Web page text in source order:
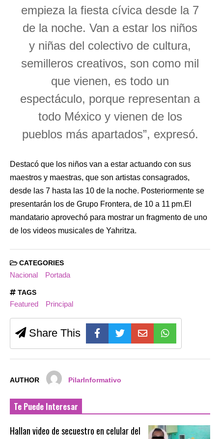
empieza la fiesta cívica desde la 7
de la noche. Van a estar los niños
y niñas del colectivo de cultura,
semilleros creativos, son como mil
que vienen, es todo un
espectáculo, porque representan a
todo México y vienen de los
pueblos más apartados”, expresó.
Destacó que los niños van a estar actuando con sus
maestros y maestras, que son artistas consagrados,
desde las 7 hasta las 10 de la noche. Posteriormente se
presentarán los de Grupo Frontera, de 10 a 11 pm.El
mandatario aprovechó para mostrar un fragmento de uno
de los videos musicales de Yahritza.
CATEGORIES
Nacional Portada
TAGS
Featured Principal
Share This
AUTHOR PilarInformativo
Te Puede Interesar
Hallan video de secuestro en celular del